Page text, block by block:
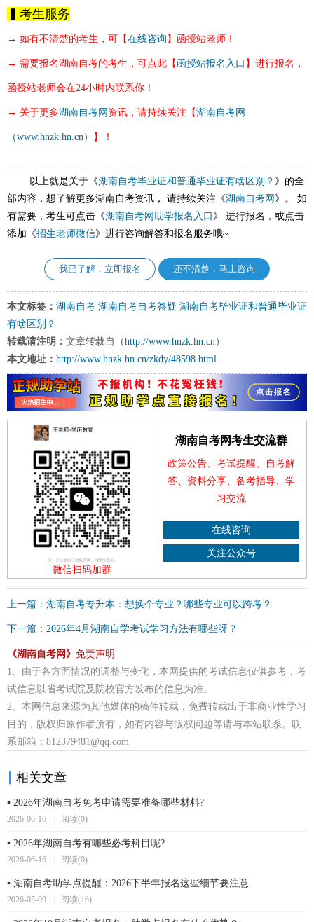
▍考生服务
→ 如有不清楚的考生，可【在线咨询 】 函授站老师！
→ 需要报名湖南自考的考生，可点此【函授站报名入口 】进行报名，
函授站老师会在24小时内联系你！
→ 关于更多湖南自考网 资讯，请持续关注【湖南自考网
（www.hnzk.hn.cn） 】！
以上就是关于《湖南自考毕业证和普通毕业证有啥区别？ 》的全
部内容，想了解更多湖南自考资讯， 请持续关注《湖南自考网》。 如
有需要，考生可点击《湖南自考网助学报名入口 》 进行报名，或点击
添加《招生老师微信》进行咨询解答和报名服务哦~
我已了解，立即报名 还不清楚，马上咨询
本文标签： 湖南自考 湖南自考自考答疑 湖南自考毕业证和普通毕业证
有啥区别？
转载请注明： 文章转载自（http://www.hnzk.hn.cn）
本文地址： http://www.hnzk.hn.cn/zkdy/48598.html
微信扫码加群
湖南自考网考生交流群
政策公告、考试提醒、自考解
答、资料分享、备考指导、学
习交流
在线咨询
关注公众号
上一篇：湖南自考专升本：想换个专业？哪些专业可以跨考？
下一篇：2026年4月湖南自学考试学习方法有哪些呀？
《湖南自考网》 免责声明
1、由于各方面情况的调整与变化，本网提供的考试信息仅供参考，考
试信息以省考试院及院校官方发布的信息为准。
2、本网信息来源为其他媒体的稿件转载，免费转载出于非商业性学习
目的，版权归原作者所有，如有内容与版权问题等请与本站联系。联
系邮箱：812379481@qq.com
相关文章
▪ 2026年湖南自考免考申请需要准备哪些材料?
2026-06-16 阅读(0)
▪ 2026年湖南自考有哪些必考科目呢?
2026-06-16 阅读(0)
▪ 湖南自考助学点提醒：2026下半年报名这些细节要注意
2026-05-09 阅读(16)